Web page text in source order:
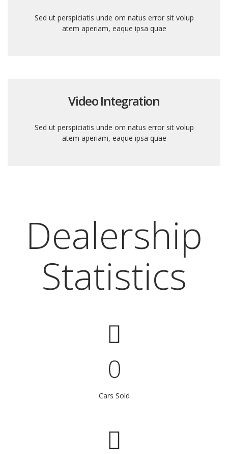
Sed ut perspiciatis unde om natus error sit volup
atem aperiam, eaque ipsa quae
Video Integration
Sed ut perspiciatis unde om natus error sit volup
atem aperiam, eaque ipsa quae
Dealership
Statistics
0
Cars Sold